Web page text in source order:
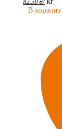
82.50 ₴/
В корзину